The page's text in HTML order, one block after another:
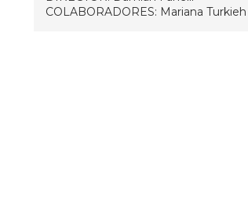
COLABORADORES: Mariana Turkieh